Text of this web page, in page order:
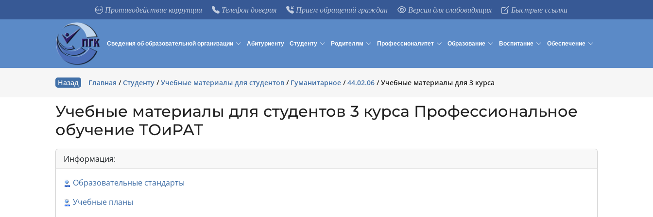
Противодействие коррупции Телефон доверия Прием обращений граждан Версия для слабовидящих Быстрые ссылки
Сведения об образовательной организации Абитуриенту Студенту Родителям Профессионалитет Образование Воспитание Обеспечение
Назад Главная /Студенту /Учебные материалы для студентов / Гуманитарное /44.02.06 /Учебные материалы для 3 курса
Учебные материалы для студентов 3 курса Профессиональное
обучение ТОиРАТ
Информация:
Образовательные стандарты
Учебные планы